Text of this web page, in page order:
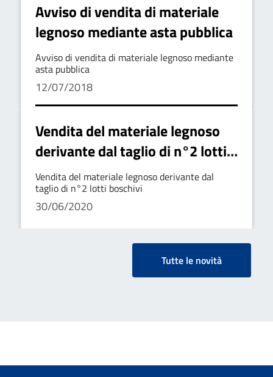
Avviso di vendita di materiale
legnoso mediante asta pubblica
Avviso di vendita di materiale legnoso mediante
asta pubblica
12/07/2018
Vendita del materiale legnoso
derivante dal taglio di n°2 lotti
boschivi
Vendita del materiale legnoso derivante dal
taglio di n°2 lotti boschivi
30/06/2020
Tutte le novità